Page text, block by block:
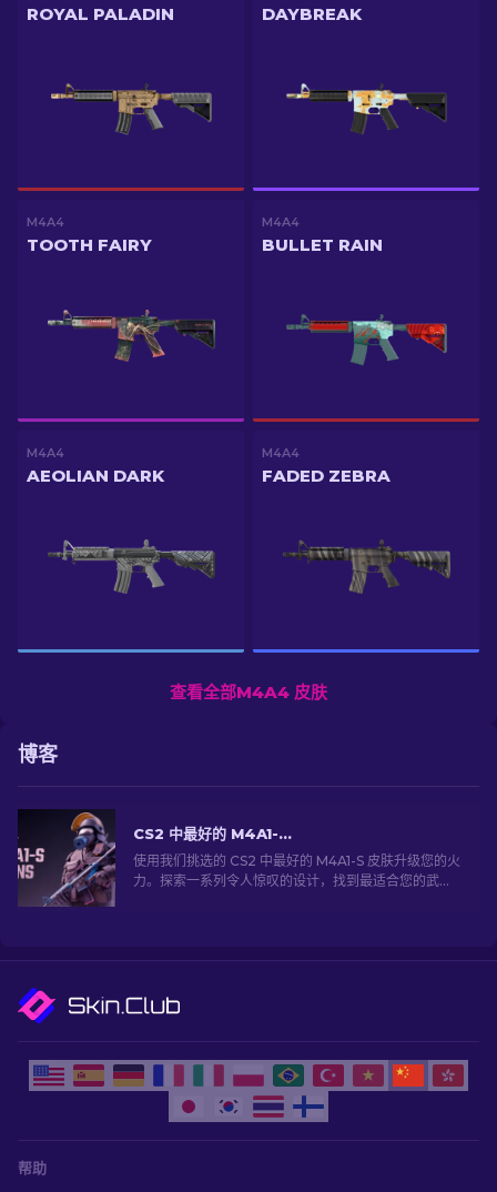
ROYAL PALADIN DAYBREAK
M4A4
TOOTH FAIRY
M4A4
BULLET RAIN
M4A4
AEOLIAN DARK
M4A4
FADED ZEBRA
查看全部M4A4 皮肤
博客
CS2 中最好的 M4A1-S 皮肤 [2026]
使用我们挑选的 CS2 中最好的 M4A1-S 皮肤升级您的火
力。探索一系列令人惊叹的设计，找到最适合您的武器
帮助